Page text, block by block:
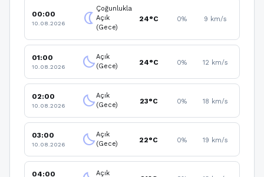
00:00
10.08.2026 nightlight
Çoğunlukla
Açık
(Gece)
24°C 0% 9 km/s
01:00
10.08.2026 clear_nightAçık
(Gece)
24°C 0% 12 km/s
02:00
10.08.2026 clear_nightAçık
(Gece)
23°C 0% 18 km/s
03:00
10.08.2026 clear_nightAçık
(Gece)
22°C 0% 19 km/s
04:00
Açık